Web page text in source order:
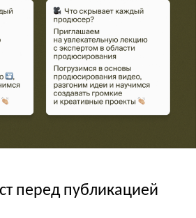
перед публикацией